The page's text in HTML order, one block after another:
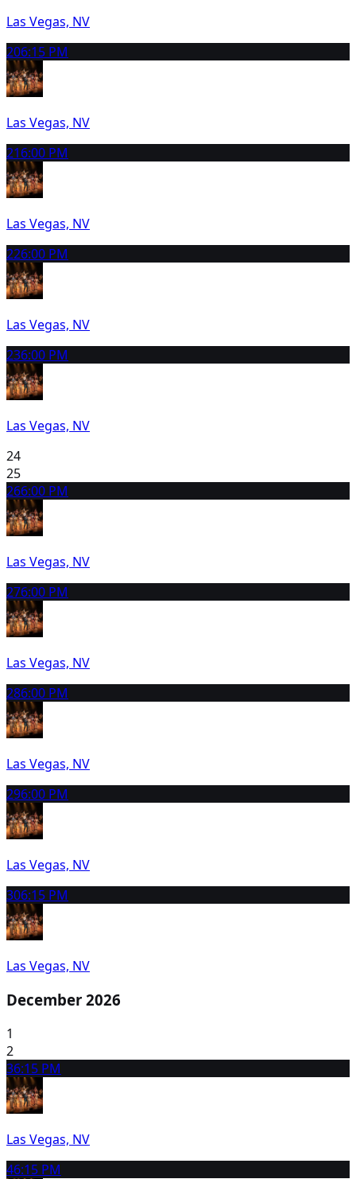
Las Vegas, NV
206:15 PM
Las Vegas, NV
216:00 PM
Las Vegas, NV
226:00 PM
Las Vegas, NV
236:00 PM
Las Vegas, NV
24
25
266:00 PM
Las Vegas, NV
276:00 PM
Las Vegas, NV
286:00 PM
Las Vegas, NV
296:00 PM
Las Vegas, NV
306:15 PM
Las Vegas, NV
December 2026
1
2
36:15 PM
Las Vegas, NV
46:15 PM